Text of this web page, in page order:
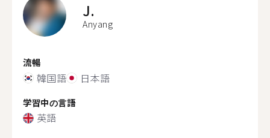
J.
Anyang
流暢
韓国語 日本語
学習中の言語
英語